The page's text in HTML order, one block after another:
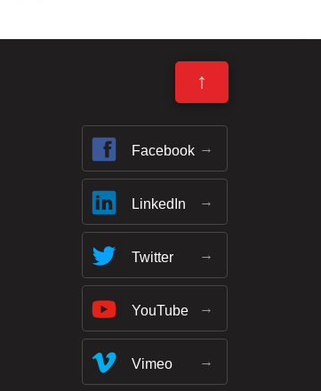
↑
Facebook
LinkedIn
Twitter
YouTube
Vimeo